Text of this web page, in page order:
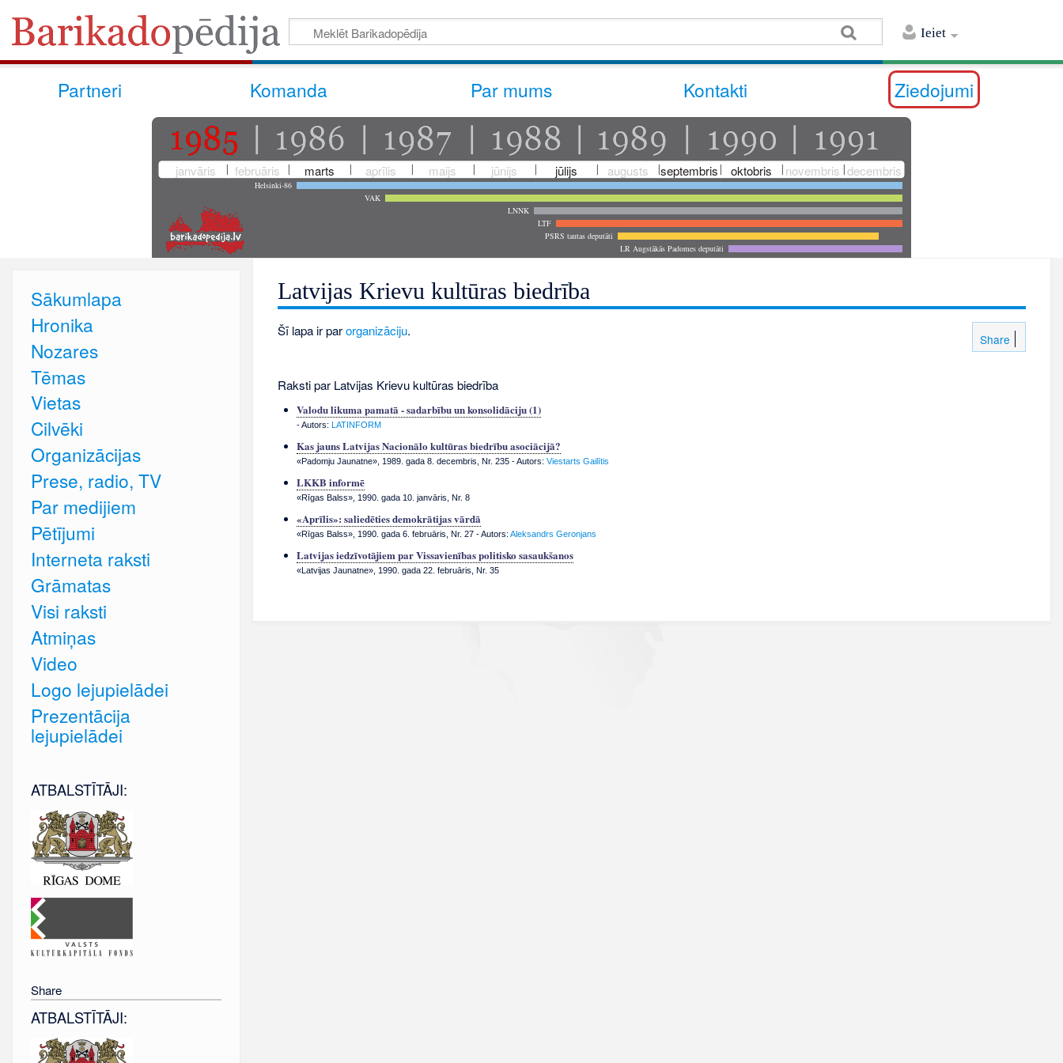
Ieiet
Partneri Komanda Par mums Kontakti Ziedojumi
janvāris februāris marts aprīlis maijs jūnijs jūlijs augusts septembris oktobris novembris decembris
Helsinki-86
VAK
LNNK
LTF
PSRS tautas deputāti
LR Augstākās Padomes deputāti
Latvijas Krievu kultūras biedrība
Share
Šī lapa ir parorganizāciju.
Raksti par Latvijas Krievu kultūras biedrība
Valodu likuma pamatā - sadarbību un konsolidāciju (1)
- Autors: LATINFORM
Kas jauns Latvijas Nacionālo kultūras biedrību asociācijā?
«Padomju Jaunatne», 1989. gada 8. decembris, Nr. 235- Autors: Viestarts Gailītis
LKKB informē
«Rīgas Balss», 1990. gada 10. janvāris, Nr. 8
«Aprīlis»: saliedēties demokrātijas vārdā
«Rīgas Balss», 1990. gada 6. februāris, Nr. 27- Autors: Aleksandrs Geronjans
Latvijas iedzīvotājiem par Vissavienības politisko sasaukšanos
«Latvijas Jaunatne», 1990. gada 22. februāris, Nr. 35
Sākumlapa
Hronika
Nozares
Tēmas
Vietas
Cilvēki
Organizācijas
Prese, radio, TV
Par medijiem
Pētījumi
Interneta raksti
Grāmatas
Visi raksti
Atmiņas
Video
Logo lejupielādei
Prezentācija
lejupielādei
ATBALSTĪTĀJI:
Share
ATBALSTĪTĀJI: